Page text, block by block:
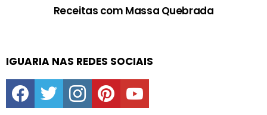
Receitas com Massa Quebrada
IGUARIA NAS REDES SOCIAIS
facebooktwitter instagrampinterestyoutube